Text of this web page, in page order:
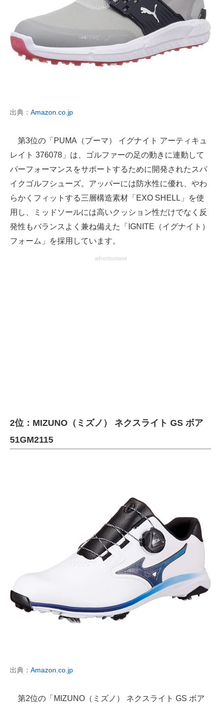
出典： Amazon.co.jp
第3位の「PUMA（プーマ） イグナイト アーティキュ
レイト 376078」は、ゴルファーの足の動きに連動して
パーフォーマンスをサポートするために開発されたスパ
イクゴルフシューズ。アッパーには防水性に優れ、やわ
らかくフィットする三層構造素材「EXO SHELL」を使
用し、ミッドソールには高いクッション性だけでなく反
発性もバランスよく兼ね備えた「IGNITE（イグナイト）
フォーム」を採用しています。
advertisement
2位：MIZUNO（ミズノ） ネクスライト GS ボア
51GM2115
出典： Amazon.co.jp
第2位の「MIZUNO（ミズノ） ネクスライト GS ボア